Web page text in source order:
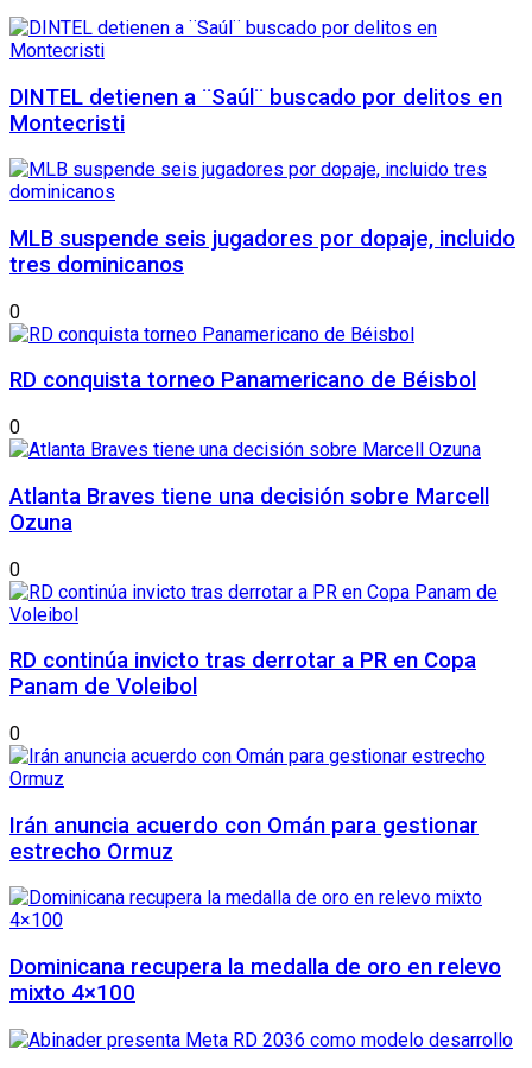
DINTEL detienen a ¨Saúl¨ buscado por delitos en
Montecristi
MLB suspende seis jugadores por dopaje, incluido
tres dominicanos
0
RD conquista torneo Panamericano de Béisbol
0
Atlanta Braves tiene una decisión sobre Marcell
Ozuna
0
RD continúa invicto tras derrotar a PR en Copa
Panam de Voleibol
0
Irán anuncia acuerdo con Omán para gestionar
estrecho Ormuz
Dominicana recupera la medalla de oro en relevo
mixto 4×100